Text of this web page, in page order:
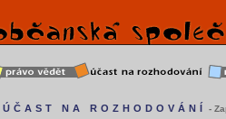
ÚČAST NA ROZHODOVÁNÍ
-